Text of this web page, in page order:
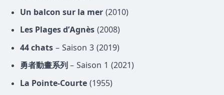
Un balcon sur la mer (2010)
Les Plages d’Agnès (2008)
44 chats – Saison 3 (2019)
勇者動畫系列 – Saison 1 (2021)
La Pointe-Courte (1955)